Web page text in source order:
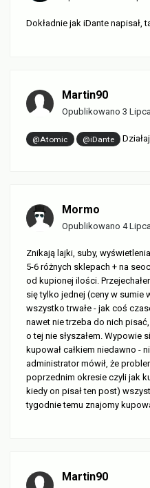
Dokładnie jak iDante
Martin90
Opublikowano 3
@Atomic @iDante
Mormo
Opublikowano 4
Znikają lajki, suby,
5-6 różnych sklepach + na
od kupionej ilości.
się tylko jednej (ceny w sumie
wszystko trwałe - jak coś
nawet nie trzeba do nich
o tej nie słyszałem. Wypowie
kupował całkiem niedawno -
administrator mówił, że
poprzednim okresie czyli jak
kiedy on pisał ten post)
tygodnie temu znajomy
Martin90